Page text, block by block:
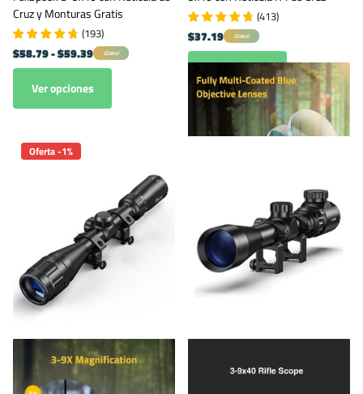
Cruz y Monturas Gratis
(193)
$58.79- $59.39 Global
Ver opciones
(413)
$37.19 Global
Ver opciones
Oferta -1%